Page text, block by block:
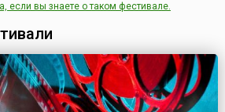
если вы знаете о таком фестивале.